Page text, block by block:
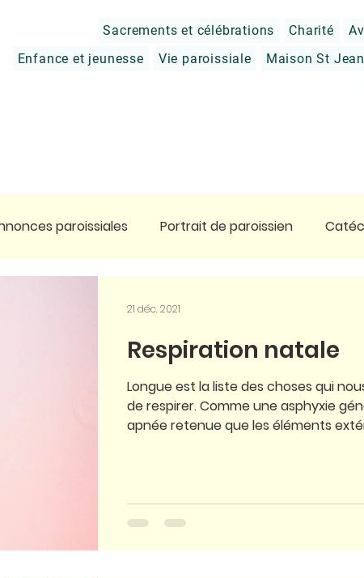
Sacrements et célébrations Charité
Enfance et jeunesse
Vie paroissiale Maison St Jean
paroissiales Portrait de paroissien
Respiration natale
Longue est la liste des choses qui
de respirer. Comme une asphyxie
apnée retenue que les éléments
21 déc. 2021